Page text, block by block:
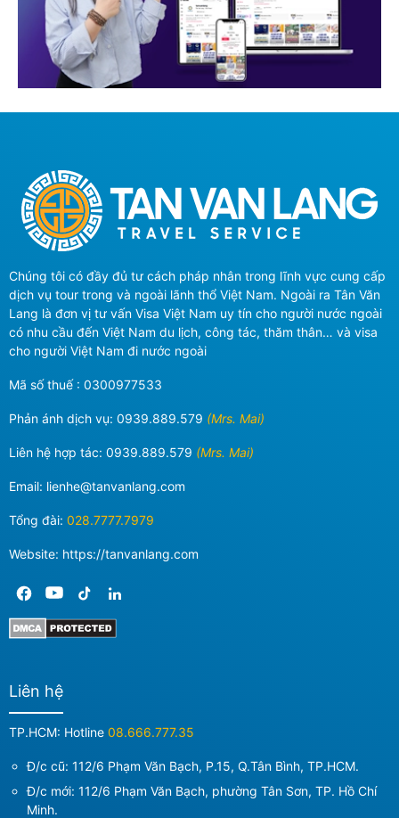
Chúng tôi có đầy đủ tư cách pháp nhân trong lĩnh vực cung cấp
dịch vụ tour trong và ngoài lãnh thổ Việt Nam. Ngoài ra Tân Văn
Lang là đơn vị tư vấn Visa Việt Nam uy tín cho người nước ngoài
có nhu cầu đến Việt Nam du lịch, công tác, thăm thân… và visa
cho người Việt Nam đi nước ngoài
Mã số thuế : 0300977533
Phản ánh dịch vụ: 0939.889.579 (Mrs. Mai)
Liên hệ hợp tác: 0939.889.579 (Mrs. Mai)
Email: lienhe@tanvanlang.com
Tổng đài: 028.7777.7979
Website: https://tanvanlang.com
Liên hệ
TP.HCM: Hotline 08.666.777.35
Đ/c cũ: 112/6 Phạm Văn Bạch, P.15, Q.Tân Bình, TP.HCM.
Đ/c mới: 112/6 Phạm Văn Bạch, phường Tân Sơn, TP. Hồ Chí
Minh.